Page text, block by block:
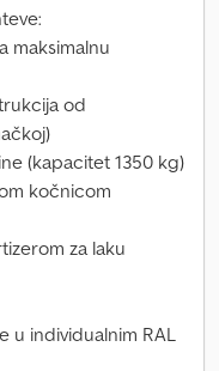
maksimalnu
od
(kapacitet 1350 kg)
kočnicom
za laku
u individualnim RAL